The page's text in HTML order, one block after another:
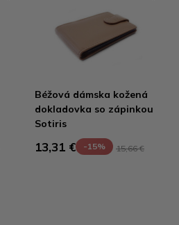
Béžová dámska kožená
dokladovka so zápinkou
Sotiris
13,31 € -15% 15,66 €